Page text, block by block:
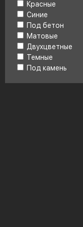
Красные
Синие
Под бетон
Матовые
Двухцветные
Темные
Под камень